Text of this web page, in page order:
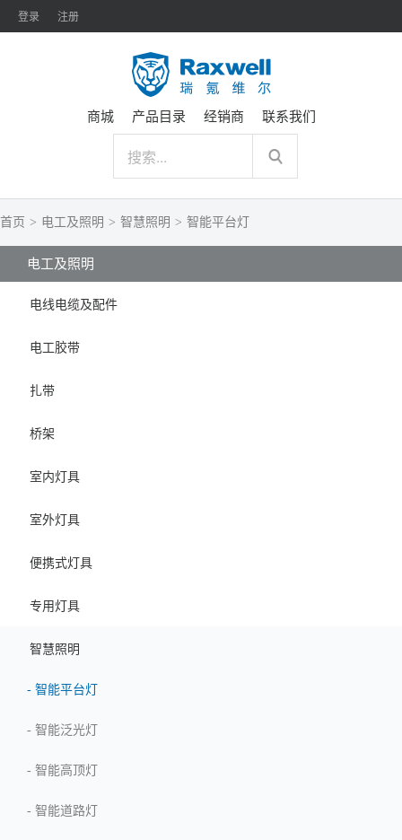
登录 注册
商城 产品目录 经销商 联系我们
首页 > 电工及照明 > 智慧照明 > 智能平台灯
电工及照明
电线电缆及配件
电工胶带
扎带
桥架
室内灯具
室外灯具
便携式灯具
专用灯具
智慧照明
- 智能平台灯
- 智能泛光灯
- 智能高顶灯
- 智能道路灯